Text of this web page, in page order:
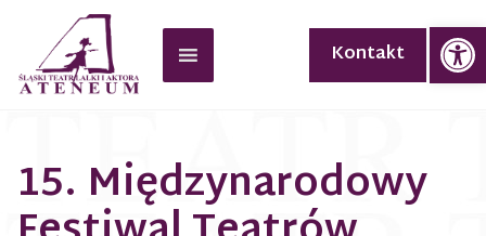
Kontakt
15. Międzynarodowy